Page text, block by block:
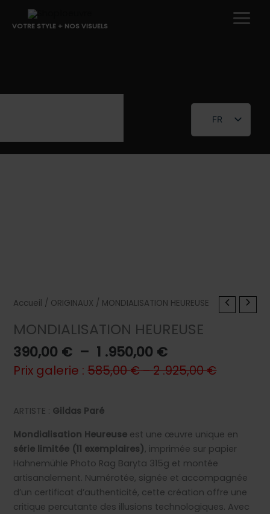
VOTRE STYLE + NOS VISUELS
FR
EN
Accueil / ORIGINAUX / MONDIALISATION HEUREUSE
MONDIALISATION HEUREUSE
390,00 € – 1 .950,00 €Plage
de
prix :
.950,00 €
Prix galerie :585,00€–2 .925,00€
ARTISTE : Gildas Paré
Mondialisation Heureuse est une œuvre unique en
série limitée (11 exemplaires), imprimée sur papier
Hahnemühle Photo Rag Baryta 315g et montée
artisanalement. Numérotée, signée et accompagnée
d’un certificat d’authenticité, cette création offre une
critique percutante des illusions technologiques. Avec